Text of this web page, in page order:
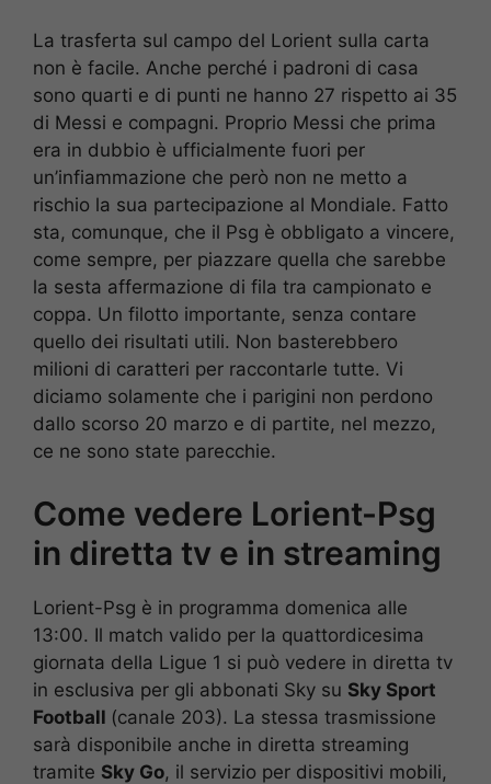
La trasferta sul campo del Lorient sulla carta
non è facile. Anche perché i padroni di casa
sono quarti e di punti ne hanno 27 rispetto ai 35
di Messi e compagni. Proprio Messi che prima
era in dubbio è ufficialmente fuori per
un’infiammazione che però non ne metto a
rischio la sua partecipazione al Mondiale. Fatto
sta, comunque, che il Psg è obbligato a vincere,
come sempre, per piazzare quella che sarebbe
la sesta affermazione di fila tra campionato e
coppa. Un filotto importante, senza contare
quello dei risultati utili. Non basterebbero
milioni di caratteri per raccontarle tutte. Vi
diciamo solamente che i parigini non perdono
dallo scorso 20 marzo e di partite, nel mezzo,
ce ne sono state parecchie.
Come vedere Lorient-Psg
in diretta tv e in streaming
Lorient-Psg è in programma domenica alle
13:00. Il match valido per la quattordicesima
giornata della Ligue 1 si può vedere in diretta tv
in esclusiva per gli abbonati Sky su Sky Sport
Football (canale 203). La stessa trasmissione
sarà disponibile anche in diretta streaming
tramite Sky Go, il servizio per dispositivi mobili,